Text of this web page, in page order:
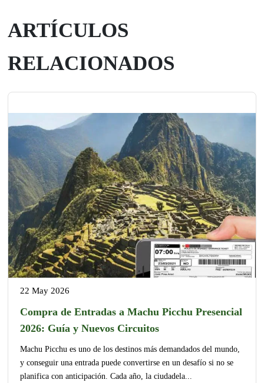
ARTÍCULOS
RELACIONADOS
22 May 2026
Compra de Entradas a Machu Picchu Presencial
2026: Guía y Nuevos Circuitos
Machu Picchu es uno de los destinos más demandados del mundo,
y conseguir una entrada puede convertirse en un desafío si no se
planifica con anticipación. Cada año, la ciudadela...